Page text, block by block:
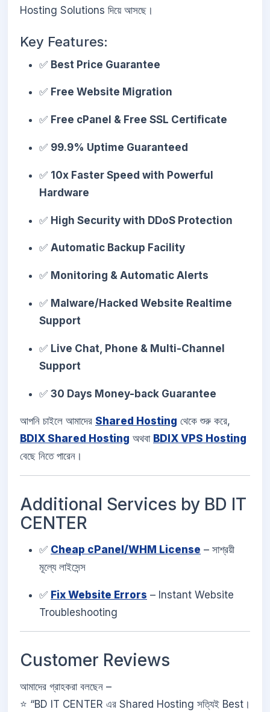
Hosting Solutions দিয়ে আসছে।
Key Features:
✅ Best Price Guarantee
✅ Free Website Migration
✅ Free cPanel & Free SSL Certificate
✅ 99.9% Uptime Guaranteed
✅ 10x Faster Speed with Powerful
Hardware
✅ High Security with DDoS Protection
✅ Automatic Backup Facility
✅ Monitoring & Automatic Alerts
✅ Malware/Hacked Website Realtime
Support
✅ Live Chat, Phone & Multi-Channel
Support
✅ 30 Days Money-back Guarantee
আপনি চাইলে আমাদের Shared Hosting থেকে শুরু করে,
BDIX Shared Hosting অথবা BDIX VPS Hosting
বেছে নিতে পারেন।
Additional Services by BD IT
CENTER
✅ Cheap cPanel/WHM License – সাশ্রয়ী
মূল্যে লাইসেন্স
✅ Fix Website Errors – Instant Website
Troubleshooting
Customer Reviews
আমাদের গ্রাহকরা বলছেন –
⭐ “BD IT CENTER এর Shared Hosting সত্যিই Best।